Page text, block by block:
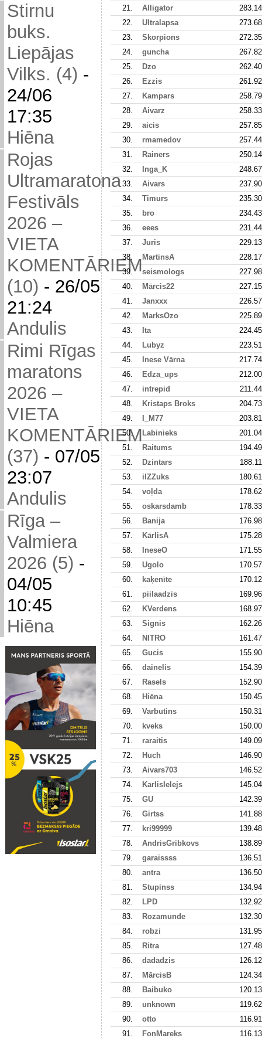
Stirnu
buks.
Liepājas
Vilks. (4) -
24/06
17:35
Hiēna
Rojas
Ultramaratona
Festivāls
2026 –
VIETA
KOMENTĀRIEM
(10) - 26/05
21:24
Andulis
Rimi Rīgas
maratons
2026 –
VIETA
KOMENTĀRIEM
(37) - 07/05
23:07
Andulis
Rīga –
Valmiera
2026 (5) -
04/05
10:45
Hiēna
21.
Alligator
283.14
22.
Ultralapsa
273.68
23.
Skorpions
272.35
24.
guncha
267.82
25.
Dzo
262.40
26.
Ezzis
261.92
27.
Kampars
258.79
28.
Aivarz
258.33
29.
aicis
257.85
30.
rmamedov
257.44
31.
Rainers
250.14
32.
Inga_K
248.67
33.
Aivars
237.90
34.
Timurs
235.30
35.
bro
234.43
36.
eees
231.44
37.
Juris
229.13
38.
MartinsA
228.17
39.
seismologs
227.98
40.
Mārcis22
227.15
41.
Janxxx
226.57
42.
MarksOzo
225.89
43.
Ita
224.45
44.
Lubyz
223.51
45.
Inese Vārna
217.74
46.
Edza_ups
212.00
47.
intrepid
211.44
48.
Kristaps Broks
204.73
49.
I_M77
203.81
50.
Labinieks
201.04
51.
Raitums
194.49
52.
Dzintars
188.11
53.
ilZZuks
180.61
54.
voļda
178.62
55.
oskarsdamb
178.33
56.
Banija
176.98
57.
KārlisA
175.28
58.
IneseO
171.55
59.
Ugolo
170.57
60.
kaķenīte
170.12
61.
piilaadzis
169.96
62.
KVerdens
168.97
63.
Signis
162.26
64.
NITRO
161.47
65.
Gucis
155.90
66.
dainelis
154.39
67.
Rasels
152.90
68.
Hiēna
150.45
69.
Varbutins
150.31
70.
kveks
150.00
71.
raraitis
149.09
72.
Huch
146.90
73.
Aivars703
146.52
74.
KarlisIelejs
145.04
75.
GU
142.39
76.
Girtss
141.88
77.
kri99999
139.48
78.
AndrisGribkovs
138.89
79.
garaissss
136.51
80.
antra
136.50
81.
Stupinss
134.94
82.
LPD
132.92
83.
Rozamunde
132.30
84.
robzi
131.95
85.
Ritra
127.48
86.
dadadzis
126.12
87.
MārcisB
124.34
88.
Baibuko
120.13
89.
unknown
119.62
90.
otto
116.91
91.
FonMareks 116.13